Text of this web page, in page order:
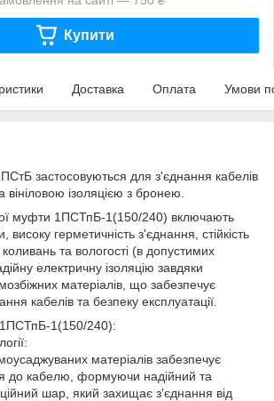
Купити
Доставка Оплата Умови
застосовуються для з'єднання кабелів
вініловою ізоляцією з бронею.
муфти 1ПСТпБ-1(150/240) включають
високу герметичність з'єднання, стійкість
та вологості (в допустимих
електричну ізоляцію завдяки
матеріалів, що забезпечує
кабелів та безпеку експлуатації.
1(150/240):
матеріалів забезпечує
до кабелю, формуючи надійний та
шар, який захищає з'єднання від